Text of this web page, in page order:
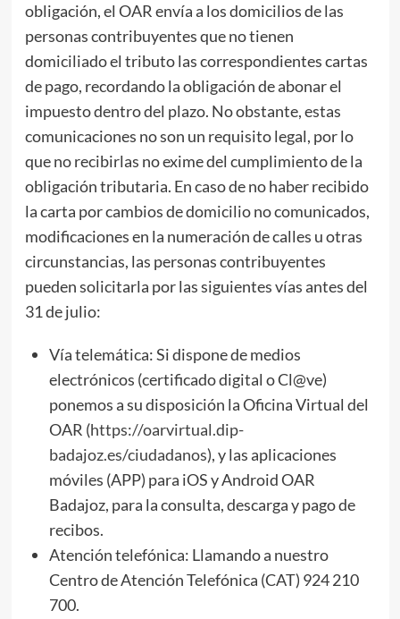
obligación, el OAR envía a los domicilios de las
personas contribuyentes que no tienen
domiciliado el tributo las correspondientes cartas
de pago, recordando la obligación de abonar el
impuesto dentro del plazo. No obstante, estas
comunicaciones no son un requisito legal, por lo
que no recibirlas no exime del cumplimiento de la
obligación tributaria. En caso de no haber recibido
la carta por cambios de domicilio no comunicados,
modificaciones en la numeración de calles u otras
circunstancias, las personas contribuyentes
pueden solicitarla por las siguientes vías antes del
31 de julio:
Vía telemática: Si dispone de medios
electrónicos (certificado digital o Cl@ve)
ponemos a su disposición la Oficina Virtual del
OAR (https://oarvirtual.dip-
badajoz.es/ciudadanos), y las aplicaciones
móviles (APP) para iOS y Android OAR
Badajoz, para la consulta, descarga y pago de
recibos.
Atención telefónica: Llamando a nuestro
Centro de Atención Telefónica (CAT) 924 210
700.